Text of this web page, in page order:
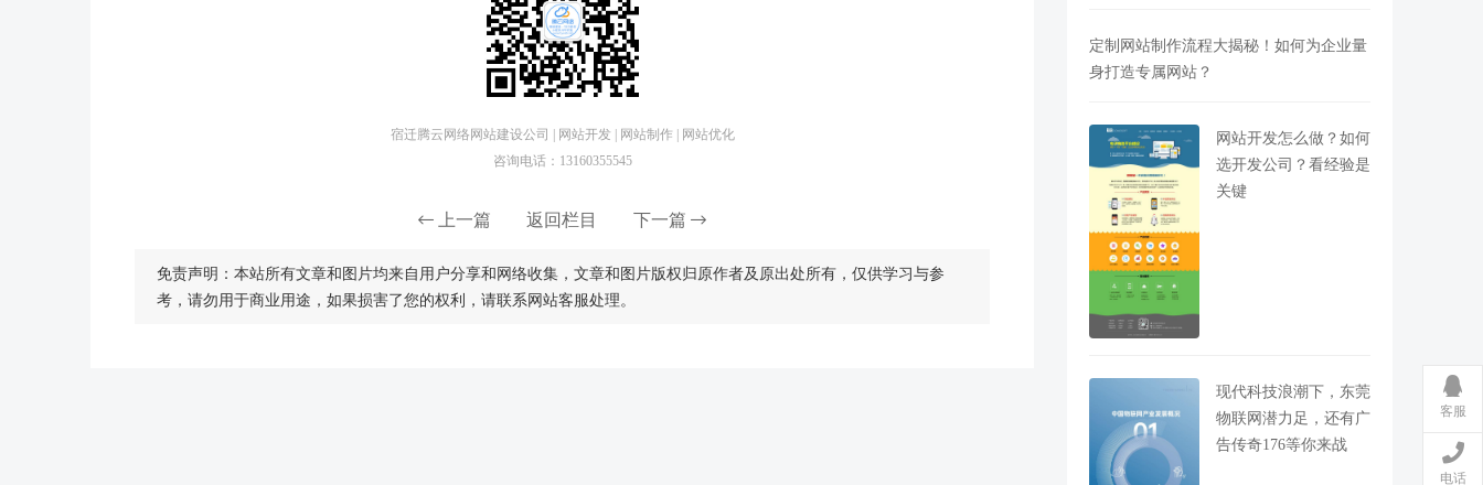
宿迁腾云网络网站建设公司 | 网站开发 | 网站制作 | 网站优化
咨询电话：13160355545
上一篇 返回栏目 下一篇
免责声明：本站所有文章和图片均来自用户分享和网络收集，文章和图片版权归原作者及原出处所有，仅供学习与参
考，请勿用于商业用途，如果损害了您的权利，请联系网站客服处理。
定制网站制作流程大揭秘！如何为企业量
身打造专属网站？
网站开发怎么做？如何
选开发公司？看经验是
关键
现代科技浪潮下，东莞
物联网潜力足，还有广
告传奇176等你来战
客服
电话